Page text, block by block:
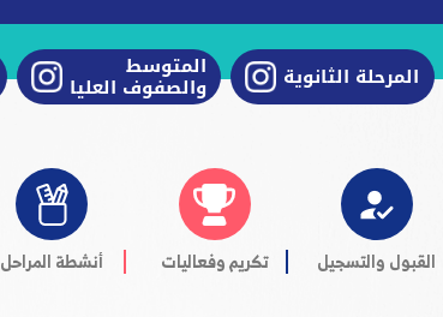
المتوسط
والصفوف العليا المرحلة الثانوية
القبول والتسجيل تكريم وفعاليات أنشطة المراحل